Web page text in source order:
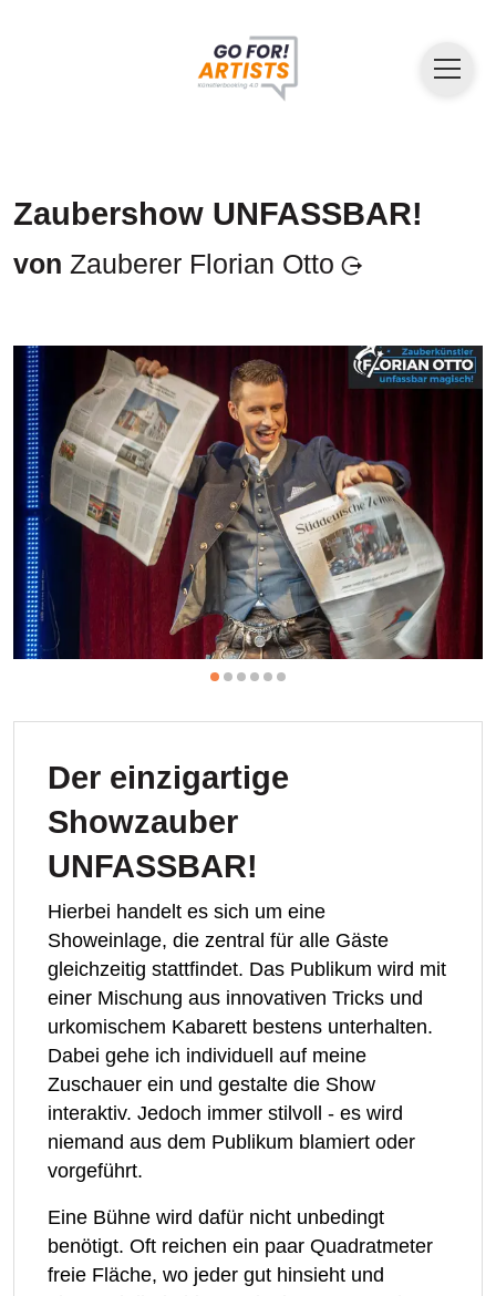
Zaubershow UNFASSBAR!
von Zauberer Florian Otto
Der einzigartige
Showzauber
UNFASSBAR!
Hierbei handelt es sich um eine
Showeinlage, die zentral für alle Gäste
gleichzeitig stattfindet. Das Publikum wird mit
einer Mischung aus innovativen Tricks und
urkomischem Kabarett bestens unterhalten.
Dabei gehe ich individuell auf meine
Zuschauer ein und gestalte die Show
interaktiv. Jedoch immer stilvoll - es wird
niemand aus dem Publikum blamiert oder
vorgeführt.
Eine Bühne wird dafür nicht unbedingt
benötigt. Oft reichen ein paar Quadratmeter
freie Fläche, wo jeder gut hinsieht und